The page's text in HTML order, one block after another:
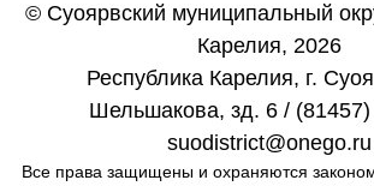
© Суоярвский муниципальный
Карелия, 2026
Республика Карелия, г.
Шельшакова, зд. 6 / (81457)
suodistrict@onego.ru
Все права защищены и охраняются